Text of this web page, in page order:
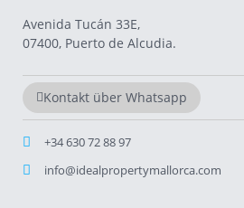
Avenida Tucán 33E,
07400, Puerto de Alcudia.
Kontakt über Whatsapp
+34 630 72 88 97
info@idealpropertymallorca.com